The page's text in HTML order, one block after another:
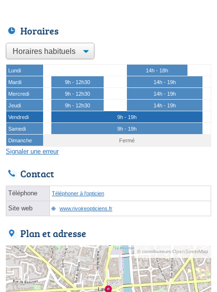
Horaires
Lundi
14h - 18h
Mardi
9h - 12h30
14h - 19h
Mercredi
9h - 12h30
14h - 19h
Jeudi
9h - 12h30
14h - 19h
Vendredi
9h - 19h
Samedi
9h - 19h
Dimanche
Fermé
Signaler une erreur
Contact
Téléphone Téléphoner à l'opticien
Site web www.rivoireopticiens.fr
Plan et adresse
© contributeurs OpenStreetMap